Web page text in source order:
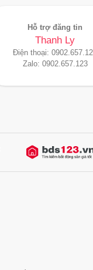
Hỗ trợ đăng tin
Thanh Ly
Điện thoại:
Zalo: 0902.657.123